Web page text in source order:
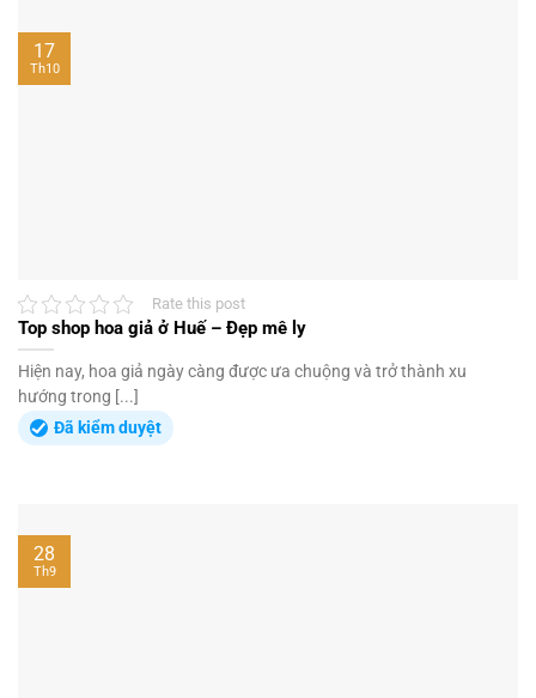
Rate this post
Top shop hoa giả ở Huế – Đẹp mê ly
Hiện nay, hoa giả ngày càng được ưa chuộng và trở thành xu
hướng trong [...]
Đã kiểm duyệt
17
Th10
28
Th9